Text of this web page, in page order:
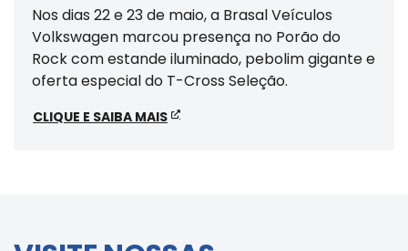
Nos dias 22 e 23 de maio, a Brasal Veículos
Volkswagen marcou presença no Porão do
Rock com estande iluminado, pebolim gigante e
oferta especial do T-Cross Seleção.
CLIQUE E SAIBA MAIS